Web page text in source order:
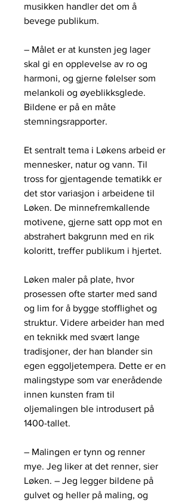
musikken handler det om å
bevege publikum.
– Målet er at kunsten jeg lager
skal gi en opplevelse av ro og
harmoni, og gjerne følelser som
melankoli og øyeblikksglede.
Bildene er på en måte
stemningsrapporter.
Et sentralt tema i Løkens arbeid er
mennesker, natur og vann. Til
tross for gjentagende tematikk er
det stor variasjon i arbeidene til
Løken. De minnefremkallende
motivene, gjerne satt opp mot en
abstrahert bakgrunn med en rik
koloritt, treffer publikum i hjertet.
Løken maler på plate, hvor
prosessen ofte starter med sand
og lim for å bygge stofflighet og
struktur. Videre arbeider han med
en teknikk med svært lange
tradisjoner, der han blander sin
egen eggoljetempera. Dette er en
malingstype som var enerådende
innen kunsten fram til
oljemalingen ble introdusert på
1400-tallet.
– Malingen er tynn og renner
mye. Jeg liker at det renner, sier
Løken. – Jeg legger bildene på
gulvet og heller på maling, og